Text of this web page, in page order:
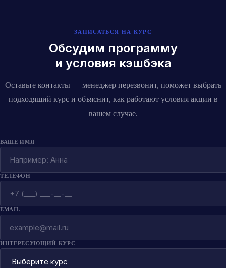
ЗАПИСАТЬСЯ НА КУРС
Обсудим программу
и условия кэшбэка
Оставьте контакты — менеджер перезвонит, поможет выбрать
подходящий курс и объяснит, как работают условия акции в
вашем случае.
ВАШЕ ИМЯ
ТЕЛЕФОН
EMAIL
ИНТЕРЕСУЮЩИЙ КУРС